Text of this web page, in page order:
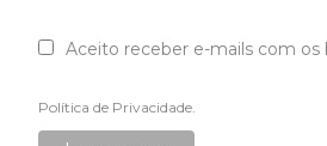
Aceito receber e-mails com os
Política de Privacidade